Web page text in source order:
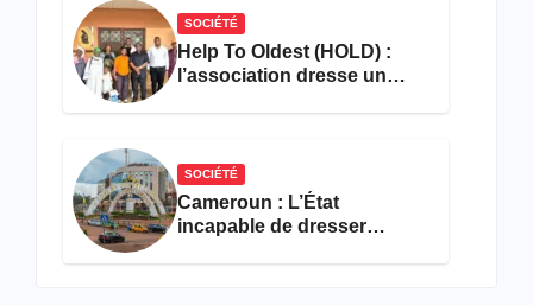
SOCIÉTÉ
Help To Oldest (HOLD) :
l’association dresse un
SOCIÉTÉ
Cameroun : L’État
incapable de dresser